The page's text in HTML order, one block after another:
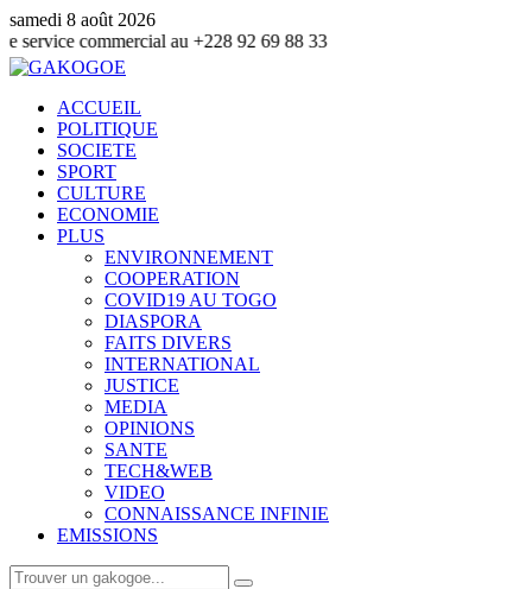
samedi 8 août 2026
au +228 92 69 88 33
ACCUEIL
POLITIQUE
SOCIETE
SPORT
CULTURE
ECONOMIE
PLUS
ENVIRONNEMENT
COOPERATION
COVID19 AU TOGO
DIASPORA
FAITS DIVERS
INTERNATIONAL
JUSTICE
MEDIA
OPINIONS
SANTE
TECH&WEB
VIDEO
CONNAISSANCE INFINIE
EMISSIONS